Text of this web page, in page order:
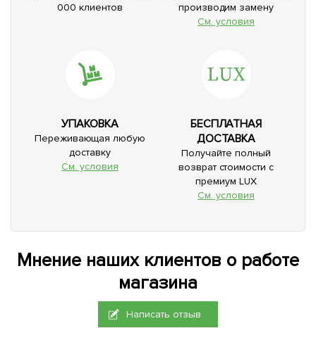
000 клиентов
производим замену
См. условия
УПАКОВКА
Переживающая любую
доставку
См. условия
БЕСПЛАТНАЯ
ДОСТАВКА
Получайте полный
возврат стоимости с
премиум LUX
См. условия
Мнение наших клиентов о работе
магазина
Написать отзыв